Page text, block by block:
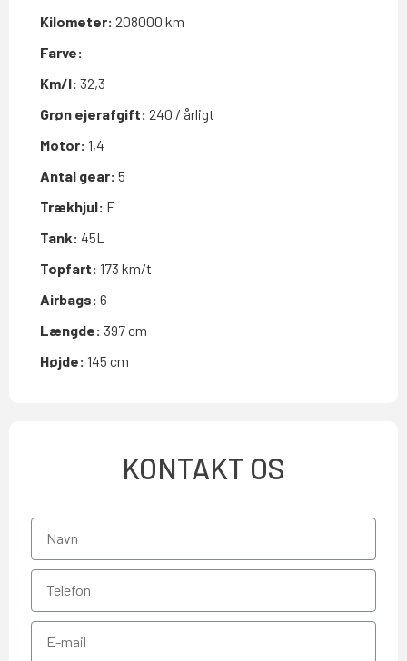
Kilometer: 208000 km
Farve:
Km/l: 32,3
Grøn ejerafgift: 240 / årligt
Motor: 1,4
Antal gear: 5
Trækhjul: F
Tank: 45L
Topfart: 173 km/t
Airbags: 6
Længde: 397 cm
Højde: 145 cm
KONTAKT OS